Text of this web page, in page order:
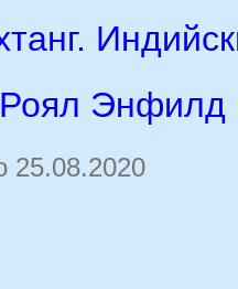
Энфилд
25.08.2020